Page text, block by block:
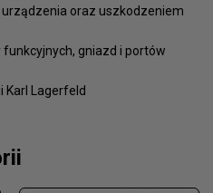
oraz uszkodzeniem
funkcyjnych, gniazd i portów
Karl Lagerfeld